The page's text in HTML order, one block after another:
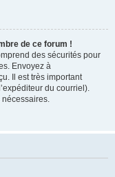
de ce forum !
des sécurités pour
Envoyez à
Il est très important
du courriel).
nécessaires.